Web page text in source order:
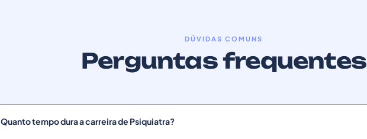
DÚVIDAS COMUNS
Perguntas frequentes
Quanto tempo dura a carreira de Psiquiatra?